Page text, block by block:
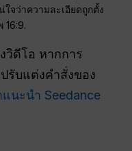
จว่าความละเอียดถูกตั้ง
16:9.
วิดีโอ หากการ
รับแต่งคำสั่งของ
นะนำ Seedance